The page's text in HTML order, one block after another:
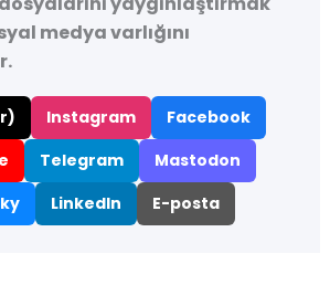
medya varlığını
Instagram
Facebook
Telegram
Mastodon
LinkedIn E-posta